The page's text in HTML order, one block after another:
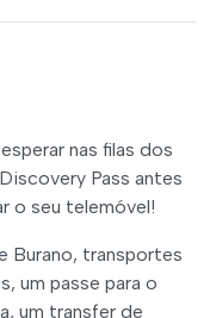
nas filas dos
Pass antes
o seu telemóvel!
Burano, transportes
um passe para o
um transfer de